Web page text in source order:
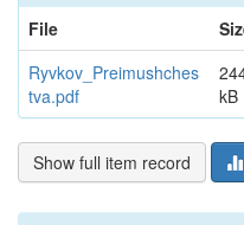
File
Ryvkov_Preimushches
tva.pdf
kB
Show full item record